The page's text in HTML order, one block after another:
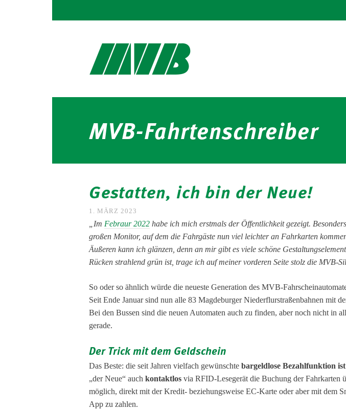
MVB-Fahrtenschreiber
Gestatten, ich bin der Neue!
1. MÄRZ 2023
„Im Febraur 2022 habe ich mich erstmals der Öffentlichkeit gezeigt.
großen Monitor, auf dem die Fahrgäste nun viel leichter an Fahrkarten
Äußeren kann ich glänzen, denn an mir gibt es viele schöne
Rücken strahlend grün ist, trage ich auf meiner vorderen Seite stolz die MVB-
So oder so ähnlich würde die neueste Generation des MVB-
Seit Ende Januar sind nun alle 83 Magdeburger Niederflurstraßenbahnen mit
Bei den Bussen sind die neuen Automaten auch zu finden, aber noch nicht in
gerade.
Der Trick mit dem Geldschein
Das Beste: die seit Jahren vielfach gewünschte bargeldlose Bezahlfunktion
„der Neue“ auch kontaktlos via RFID-Lesegerät die Buchung der Fahrkarten
möglich, direkt mit der Kredit- beziehungsweise EC-Karte oder aber mit dem
App zu zahlen.